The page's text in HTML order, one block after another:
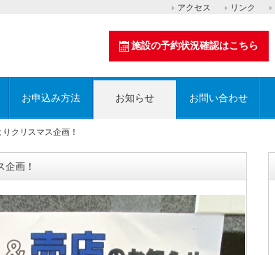
アクセス リンク
施設の予約状況確認はこちら
お申込み方法 お知らせ お問い合わせ
クリスマス企画！
企画！